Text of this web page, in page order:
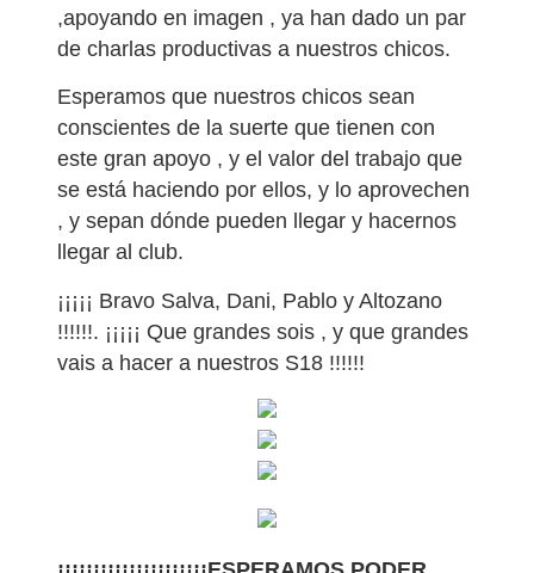
,apoyando en imagen , ya han dado un par
de charlas productivas a nuestros chicos.
Esperamos que nuestros chicos sean
conscientes de la suerte que tienen con
este gran apoyo , y el valor del trabajo que
se está haciendo por ellos, y lo aprovechen
, y sepan dónde pueden llegar y hacernos
llegar al club.
¡¡¡¡¡ Bravo Salva, Dani, Pablo y Altozano
!!!!!!. ¡¡¡¡¡ Que grandes sois , y que grandes
vais a hacer a nuestros S18 !!!!!!